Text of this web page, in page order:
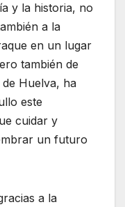
y la historia, no
a la
en un lugar
también de
de Huelva, ha
este
cuidar y
un futuro
a la